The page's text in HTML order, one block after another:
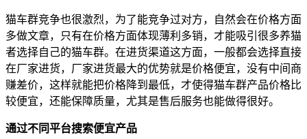
猫车群竞争也很激烈，为了能竞争过对方，自然会在价格方面
多做文章，只有在价格方面体现薄利多销，才能吸引很多养猫
者选择自己的猫车群。在进货渠道这方面，一般都会选择直接
在厂家进货，厂家进货最大的优势就是价格便宜，没有中间商
赚差价，这样就能把价格降到最低，才使得猫车群产品价格比
较便宜，还能保障质量，尤其是售后服务也能做得很好。
通过不同平台搜索便宜产品